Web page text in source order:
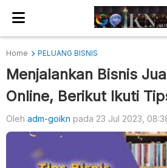
Home PELUANG BISNIS
Menjalankan Bisnis
Online, Berikut Ikuti
Oleh adm-goikn pada 23 Jul 2023,